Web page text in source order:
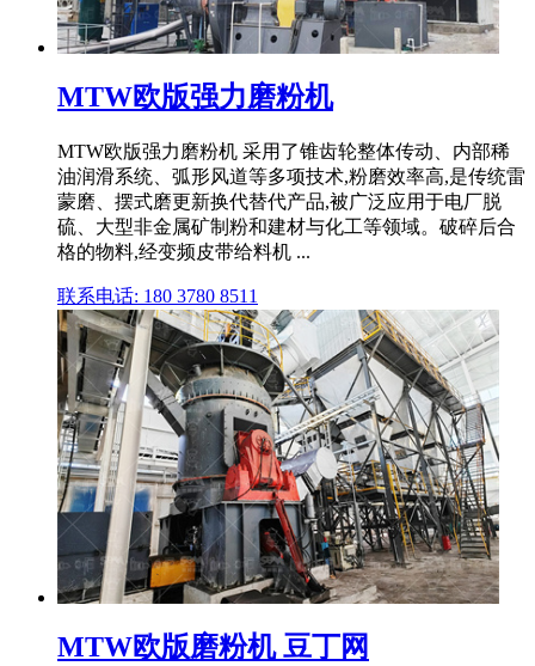
MTW欧版强力磨粉机
MTW欧版强力磨粉机 采用了锥齿轮整体传动、内部稀
油润滑系统、弧形风道等多项技术,粉磨效率高,是传统雷
蒙磨、摆式磨更新换代替代产品,被广泛应用于电厂脱
硫、大型非金属矿制粉和建材与化工等领域。破碎后合
格的物料,经变频皮带给料机 ...
联系电话: 180 3780 8511
MTW欧版磨粉机 豆丁网